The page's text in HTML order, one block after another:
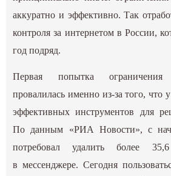
аккуратно и эффективно. Так
контроля за интернетом в России,
год подряд.
Первая попытка
провалилась именно из-за того, что
эффективных инструментов для
По данным «РИА Новости», с
потребовал удалить более
в мессенджере. Сегодня